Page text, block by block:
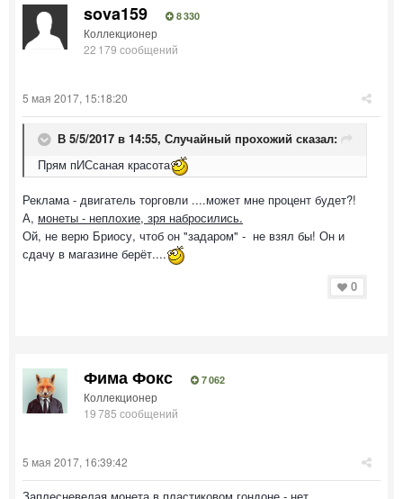
sova159 8 330
Коллекционер
22 179 сообщений
5 мая 2017, 15:18:20
В 5/5/2017 в 14:55, Случайный прохожий сказал:
Прям пИСсаная красота
Реклама - двигатель торговли ....может мне процент будет?!
А, монеты - неплохие, зря набросились.
Ой, не верю Бриосу, чтоб он "задаром" - не взял бы! Он и
сдачу в магазине берёт....
0
Фима Фокс 7 062
Коллекционер
19 785 сообщений
5 мая 2017, 16:39:42